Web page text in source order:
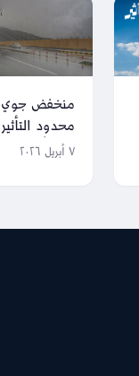
منخفض جوي
محدود التأثير
سيبدأ بعد غد
٧ أبريل ٢٠٢٦